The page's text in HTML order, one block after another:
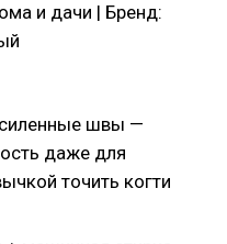
и дачи | Бренд:
швы —
даже для
точить когти